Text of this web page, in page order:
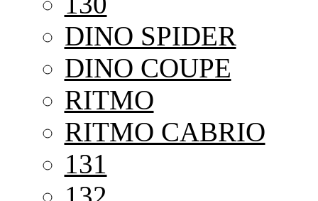
DINO SPIDER
DINO COUPE
RITMO
RITMO CABRIO
131